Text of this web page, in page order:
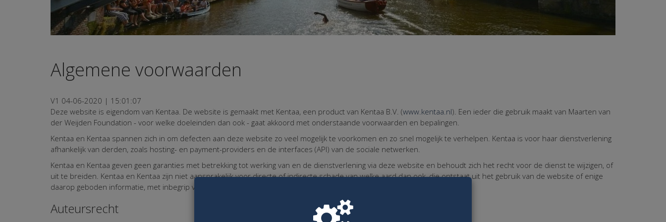
Algemene voorwaarden
V1 04-06-2020 | 15:01:07
Deze website is eigendom van Kentaa. De website is gemaakt met Kentaa, een product van Kentaa B.V. (www.kentaa.nl). Een ieder die gebruik maakt van Maarten van
der Weijden Foundation - voor welke doeleinden dan ook - gaat akkoord met onderstaande voorwaarden en bepalingen.
Kentaa en Kentaa spannen zich in om defecten aan deze website zo veel mogelijk te voorkomen en zo snel mogelijk te verhelpen. Kentaa is voor haar dienstverlening
afhankelijk van derden, zoals hosting- en payment-providers en de interfaces (API) van de sociale netwerken.
Kentaa en Kentaa geven geen garanties met betrekking tot werking van en de dienstverlening via deze website en behoudt zich het recht voor de dienst te wijzigen, of
uit te breiden. Kentaa en Kentaa zijn niet aansprakelijk voor directe of indirecte schade van welke aard dan ook, die ontstaat uit het gebruik van de website of enige
daarop geboden informatie, met inbegrip van beschadiging of verlies van gegevens, schade aan apparatuur of programma's.
Auteursrecht